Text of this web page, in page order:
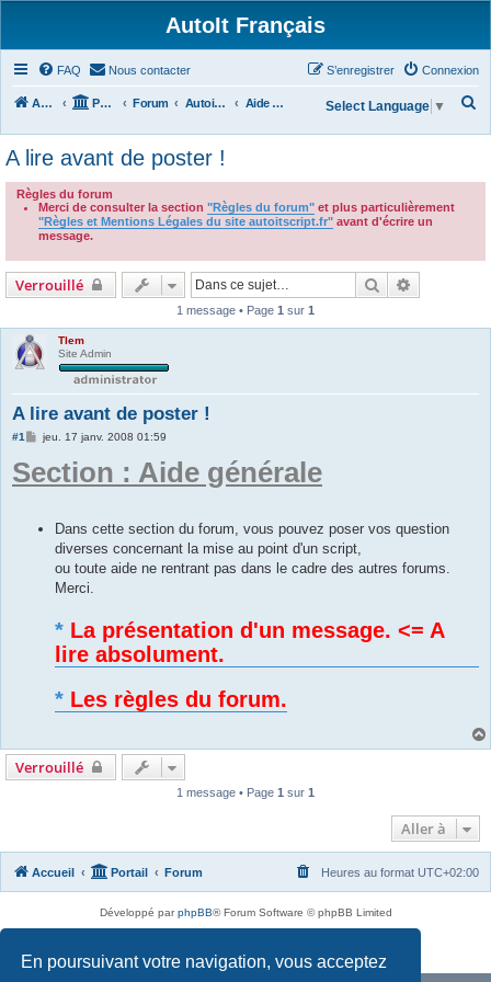
En poursuivant votre navigation, vous acceptez
AutoIt Français
FAQ Nous contacter Connexion
S’enregistrer
Accueil Portail Forum Autoit v3 Aide Générale
h
c
Select Language ▼
A lire avant de poster !
Règles du forum
Merci de consulter la section "Règles du forum" et plus particulièrement
"Règles et Mentions Légales du site autoitscript.fr" avant d'écrire un
message.
Verrouillé Rechercher
1 message • Page 1 sur 1
Tlem
Site Admin
A lire avant de poster !
#1
M
s
a
jeu. 17 janv. 2008 01:59
Section : Aide générale
Dans cette section du forum, vous pouvez poser vos question
diverses concernant la mise au point d'un script,
ou toute aide ne rentrant pas dans le cadre des autres forums.
Merci.
* La présentation d'un message. <= A
lire absolument.
* Les règles du forum.
Verrouillé
1 message • Page 1 sur 1
Aller à
Accueil Portail Forum Heures au format UTC+02:00
Développé parphpBB® Forum Software © phpBB Limited
Traduit parphpBB-fr.com